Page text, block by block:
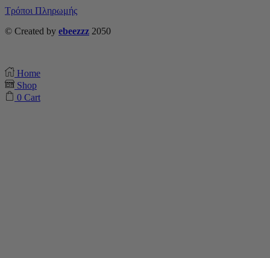
Τρόποι Πληρωμής
© Created by ebeezzz 2050
Home
Shop
0 Cart